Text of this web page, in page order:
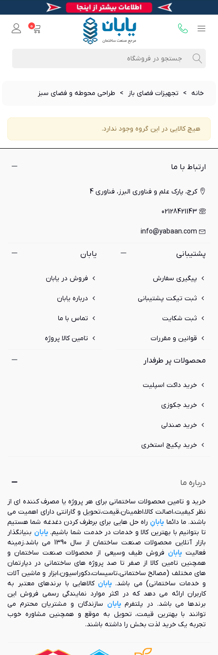
0
خانه > تجهیزات فضای باز > طراحی محوطه و فضای سبز
هیچ کالایی در این گروه وجود ندارد.
ارتباط با ما
کرج، پارک علم و فناوری البرز، فناوری 4
02128421143
info@yabaan.com
پشتیبانی
پیگیری سفارش
ثبت تیکت پشتیبانی
ثبت شکایت
قوانین و مقررات
یابان
فروش در یابان
درباره یابان
تماس با ما
تامین کالا پروژه
محصولات پر طرفدار
خرید داکت اسپلیت
خرید جکوزی
خرید صندلی
خرید پکیج استخری
درباره ما
خرید و تامین محصولات ساختمانی برای هر پروژه یا مصرف کننده ای از
نظر کیفیت،اصالت کالا،اطمینان،قیمت،تحویل و گارانتی دارای اهمیت می
باشند. ما دائما یابانِ راه حل هایی برای برطرف کردن دغدغه شما هستیم
تا بتوانیم با بهترین کالا و خدمات در خدمت شما باشیم.یابان بنیانگذار
بازار آنلاین محصولات صنعت ساختمان از سال 1390 می باشد.زمینه
فعالیتیابان فروش طیف وسیعی از محصولات صنعت ساختمان و
همچنین تامین کالا از صفر تا صد پروژه های ساختمانی در دپارتمان
های مختلف (مصالح ساختمانی،تاسیسات،دکوراسیون،ابزار و ماشین آلات
و خدمات ساختمانی) می باشد.یابان کالاهایی با برندهای معتبر به
کاربران ارائه می دهد که در اکثر موارد نمایندگی رسمی فروش این
برندها می باشد. در پلتفرمیابان سازندگان و مشتریان محترم می
توانند با بهترین قیمت، تحویل به موقع و همچنین مشاوره خوب
تجربه یک خرید لذت بخش را داشته باشند.